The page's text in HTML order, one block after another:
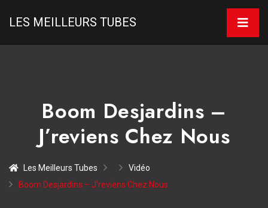
LES MEILLEURS TUBES
Boom Desjardins –
J’reviens Chez Nous
Les Meilleurs Tubes
Vidéo
Boom Desjardins – J’reviens Chez Nous